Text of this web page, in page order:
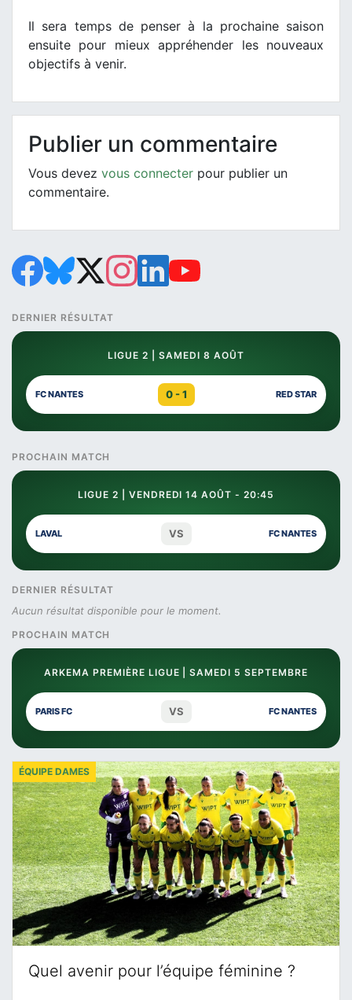
Il sera temps de penser à la prochaine saison
ensuite pour mieux appréhender les nouveaux
objectifs à venir.
Publier un commentaire
Vous devez vous connecter pour publier un
commentaire.
DERNIER RÉSULTAT
LIGUE 2 | SAMEDI 8 AOÛT
FC NANTES 0 - 1 RED STAR
PROCHAIN MATCH
LIGUE 2 | VENDREDI 14 AOÛT - 20:45
LAVAL VS FC NANTES
DERNIER RÉSULTAT
Aucun résultat disponible pour le moment.
PROCHAIN MATCH
ARKEMA PREMIÈRE LIGUE | SAMEDI 5 SEPTEMBRE
PARIS FC VS FC NANTES
Quel avenir pour l’équipe féminine ?
ÉQUIPE DAMES